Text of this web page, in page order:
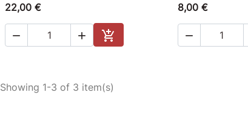
22,00 €
  
Add to cart
8,00 €

Showing 1-3 of 3 item(s)